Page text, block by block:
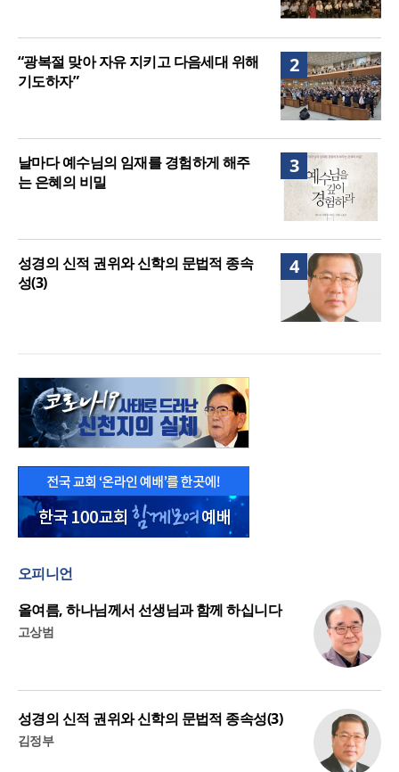
2
“광복절 맞아 자유 지키고 다음세대 위해
기도하자”
3
날마다 예수님의 임재를 경험하게 해주
는 은혜의 비밀
4
성경의 신적 권위와 신학의 문법적 종속
성(3)
오피니언
올여름, 하나님께서 선생님과 함께 하십니다
고상범
성경의 신적 권위와 신학의 문법적 종속성(3)
김정부